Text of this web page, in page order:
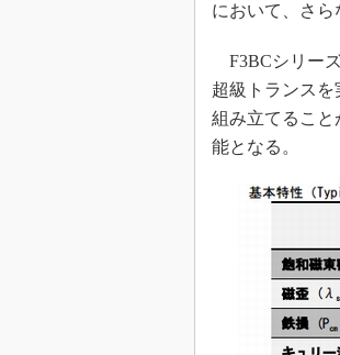
において、さら
F3BCシリー
超級トランス
組み立てるこ
能となる。